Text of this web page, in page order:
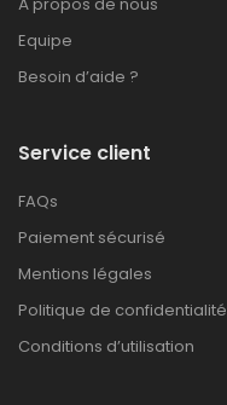
Equipe
Besoin d’aide ?
Service client
FAQs
Paiement sécurisé
Mentions légales
Politique de confidentialité
Conditions d’utilisation